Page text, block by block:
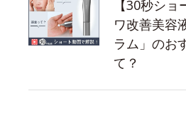
【30秒シ
ワ改善美容
ラム」のお
て？